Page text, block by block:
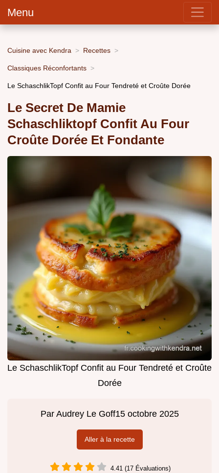
Menu
Cuisine avec Kendra Recettes
Classiques Réconfortants
Le SchaschlikTopf Confit au Four Tendreté et Croûte Dorée
Le Secret De Mamie
Schaschliktopf Confit Au Four
Croûte Dorée Et Fondante
Le SchaschlikTopf Confit au Four Tendreté et Croûte
Dorée
Par Audrey Le Goff15 octobre 2025
Aller à la recette
4.41 (17 Évaluations)